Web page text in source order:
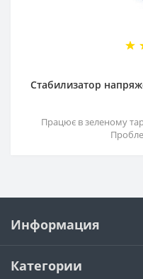
Стабилизатор
Працює в зеленому
Информация
Категории